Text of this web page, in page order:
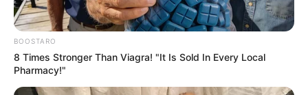
BOOSTARO
8 Times Stronger Than Viagra! "It Is Sold In Every Local
Pharmacy!"